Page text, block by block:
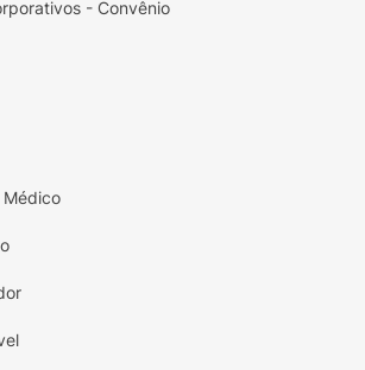
Curvatura:
massa e resistência da fibra
brilho intenso pós-química.
sua casa (seguindo
- Convênio
Médico